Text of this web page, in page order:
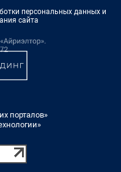
персональных данных и
сайта
порталов»